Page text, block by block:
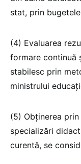
stat, prin
(4) Evaluarea
formare continuă
stabilesc prin
ministrului
(5) Obținerea
specializări
curentă, se